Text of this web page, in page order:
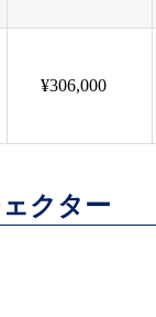
¥306,000
ェクター